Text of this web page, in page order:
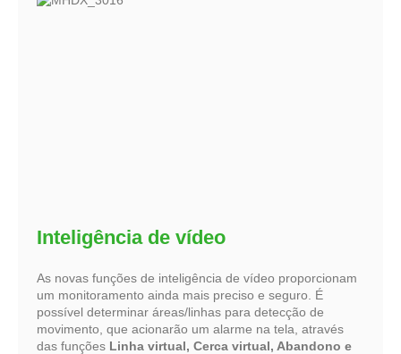
Inteligência de vídeo
As novas funções de inteligência de vídeo proporcionam
um monitoramento ainda mais preciso e seguro. É
possível determinar áreas/linhas para detecção de
movimento, que acionarão um alarme na tela, através
das funções Linha virtual, Cerca virtual, Abandono e